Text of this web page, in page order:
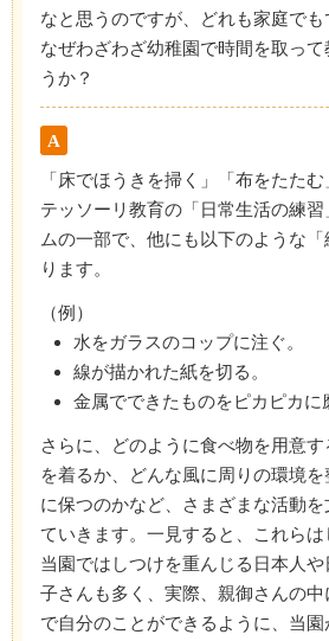
なと思うのですが、どれも家庭でも
なぜわざわざ幼稚園で時間を取って
うか？
A
「床でほうきを掃く」「布をたた
テッソーリ教育の「日常生活の練
ムの一部で、他にも以下のような
ります。
（例）
水をガラスのコップに注ぐ。
線が描かれた紙を切る。
金属でできたものをピカピカに
さらに、どのように食べ物を用意
を着るか、どんな風に周りの環境
に保つのかなど、さまざまな活動
ていきます。一見すると、これらは
当園ではしつけを重んじる日本人
子さんも多く、実際、親御さんの
で自分のことができるように、当